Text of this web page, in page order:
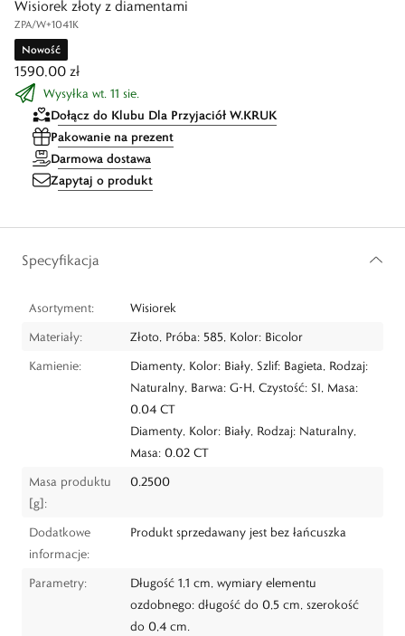
Wisiorek złoty z diamentami
ZPA/W+1041K
Nowość
1590,00 zł
Wysyłka wt. 11 sie.
Dołącz do Klubu Dla Przyjaciół W.KRUK
Pakowanie na prezent
Darmowa dostawa
Zapytaj o produkt
Specyfikacja
Asortyment:
Wisiorek
Materiały:
Złoto, Próba: 585, Kolor: Bicolor
Kamienie:
Diamenty, Kolor: Biały, Szlif: Bagieta, Rodzaj:
Naturalny, Barwa: G-H, Czystość: SI, Masa:
0.04 CT
Diamenty, Kolor: Biały, Rodzaj: Naturalny,
Masa: 0.02 CT
Masa produktu
[g]:
0.2500
Dodatkowe
informacje:
Produkt sprzedawany jest bez łańcuszka
Parametry:
Długość 1,1 cm, wymiary elementu
ozdobnego: długość do 0,5 cm, szerokość
do 0,4 cm.